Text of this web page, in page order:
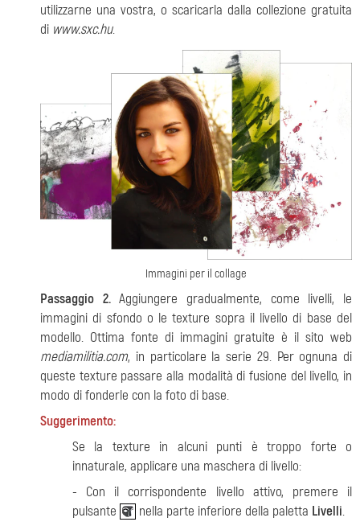
utilizzarne una vostra, o scaricarla dalla collezione gratuita
di www.sxc.hu.
Immagini per il collage
Passaggio 2.Aggiungere gradualmente, come livelli, le
immagini di sfondo o le texture sopra il livello di base del
modello. Ottima fonte di immagini gratuite è il sito web
mediamilitia.com, in particolare la serie 29. Per ognuna di
queste texture passare alla modalità di fusione del livello, in
modo di fonderle con la foto di base.
Suggerimento:
Se la texture in alcuni punti è troppo forte o
innaturale, applicare una maschera di livello:
- Con il corrispondente livello attivo, premere il
pulsante
nella parte inferiore della paletta Livelli.